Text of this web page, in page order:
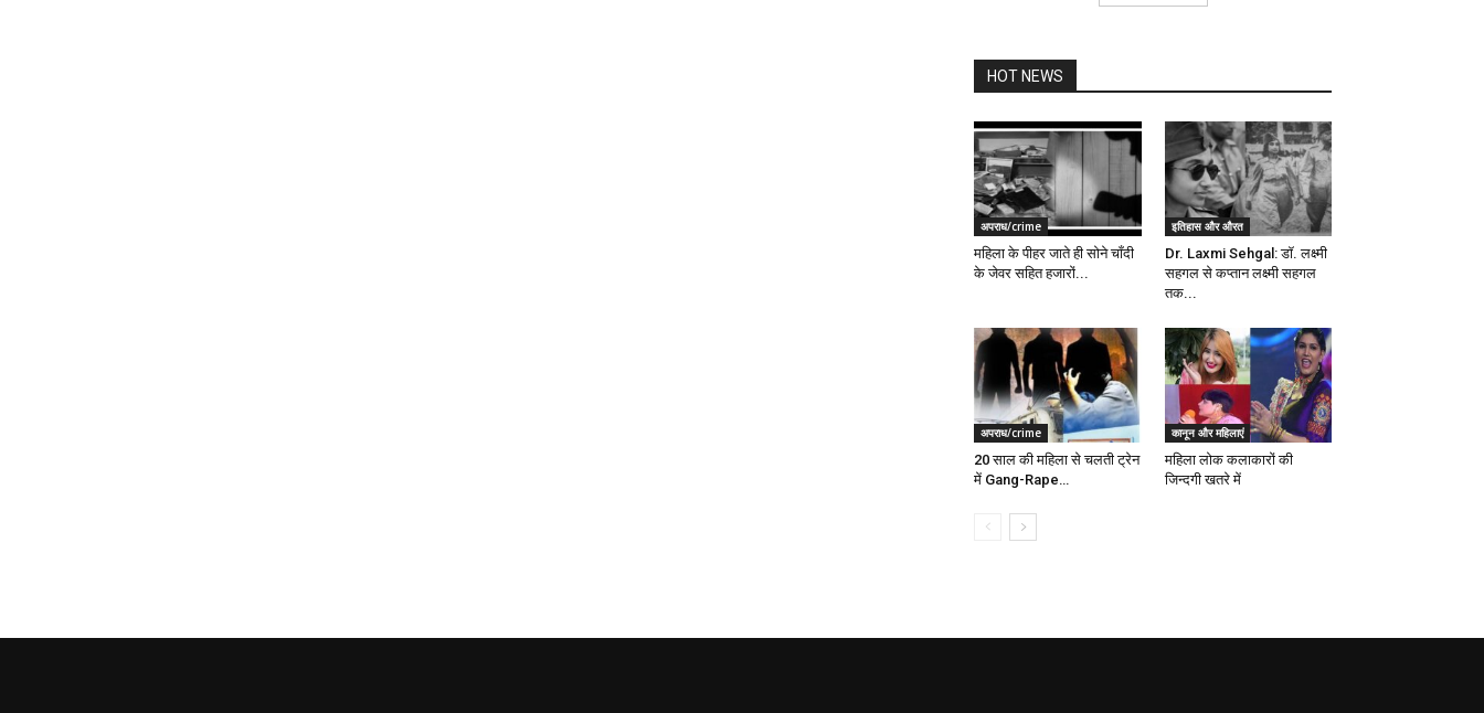
HOT NEWS
अपराध/crime
महिला के पीहर जाते ही सोने चाँदी
के जेवर सहित हजारों...
इतिहास और औरत
Dr. Laxmi Sehgal: डॉ. लक्ष्मी
सहगल से कप्तान लक्ष्मी सहगल
तक...
अपराध/crime
20 साल की महिला से चलती ट्रेन
में Gang-Rape…
कानून और महिलाएं
महिला लोक कलाकारों की
जिन्दगी खतरे में